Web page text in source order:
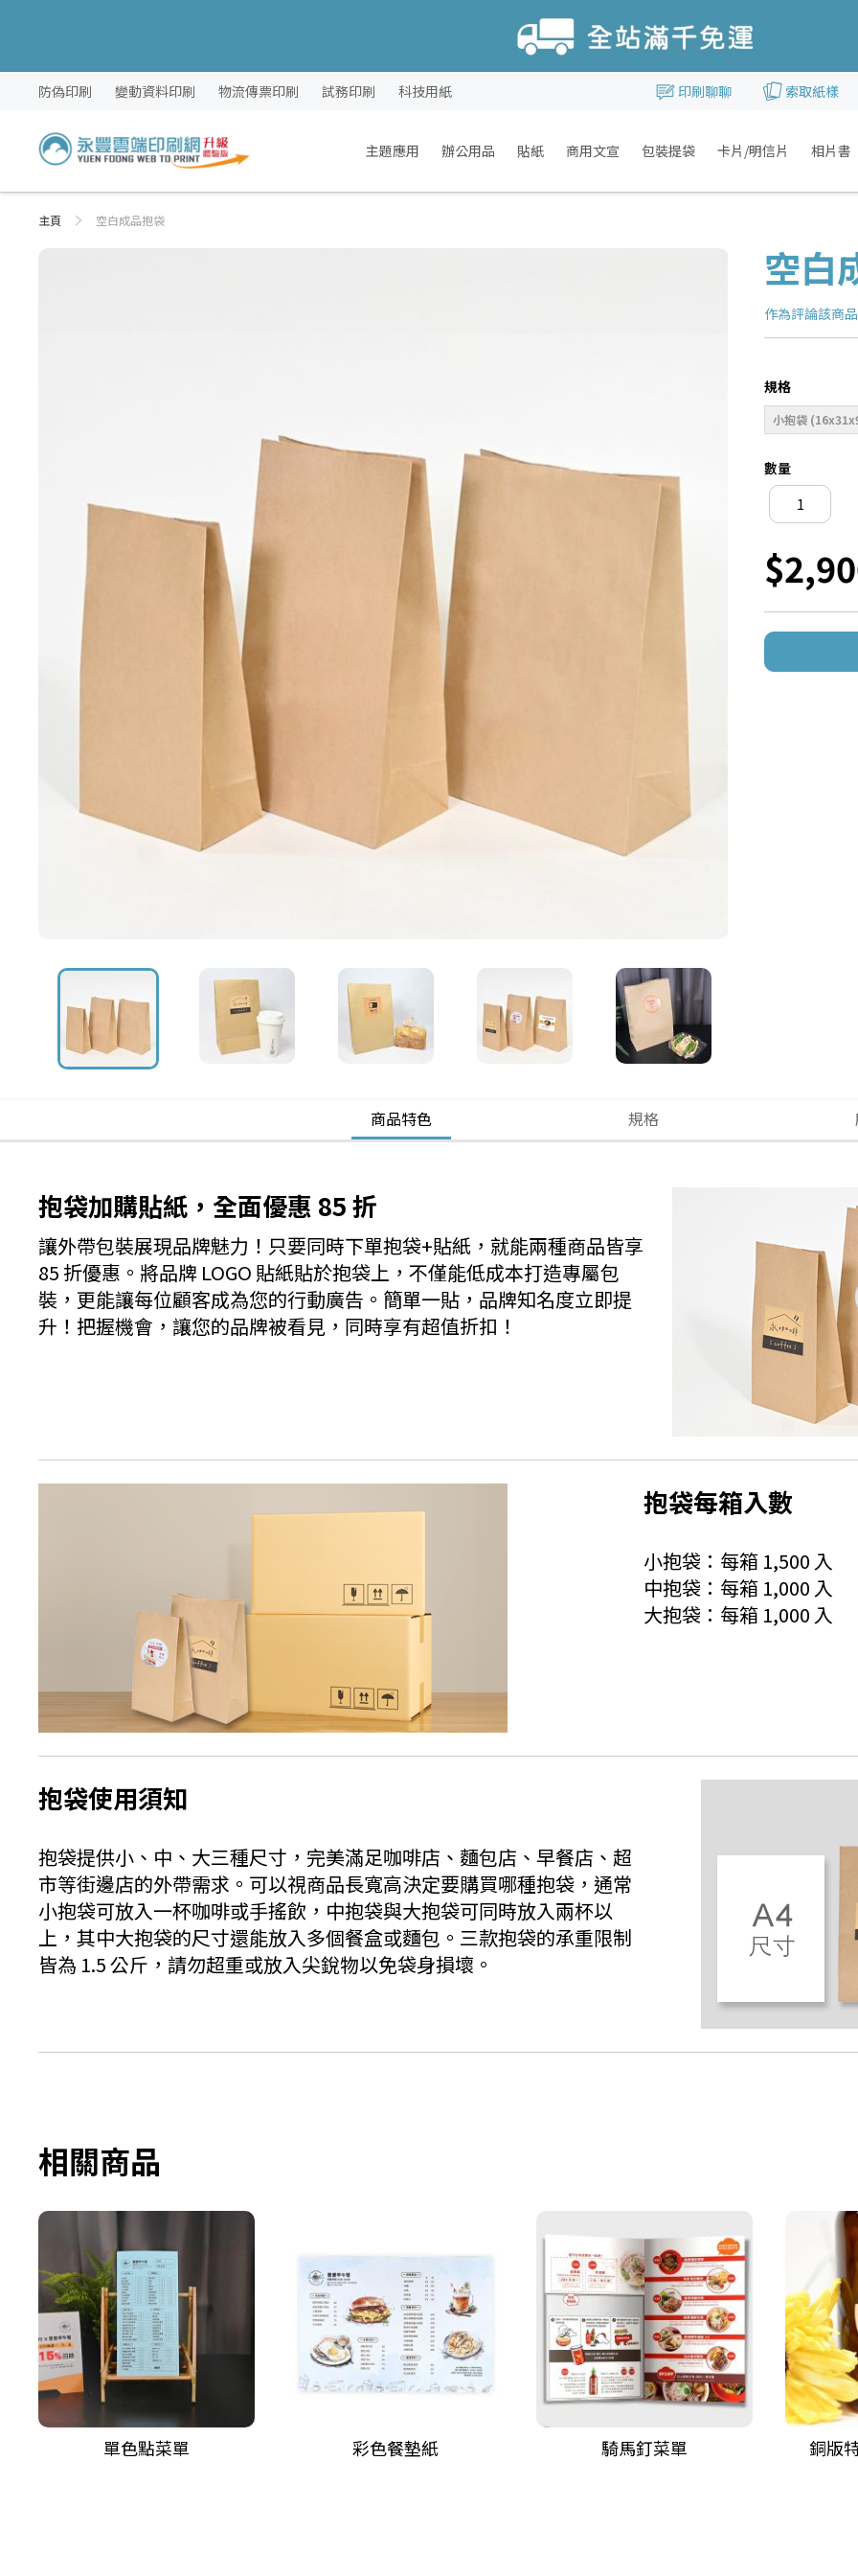
跳
內
容
印刷聊聊 索取紙樣
防偽印刷 變動資料印刷 物流傳票印刷 試務印刷 科技用紙
主題應用 辦公用品 貼紙 商用文宣 包裝提袋 卡片/明信片 相片書
主頁 空白成品抱袋
空白
作為評論該商
規格
小抱袋
數量
商品特色
抱袋加購貼紙，全面優惠 85 折
讓外帶包裝展現品牌魅力！只要同時下單抱袋+貼紙，就能兩種商品皆享
85 折優惠。將品牌 LOGO 貼紙貼於抱袋上，不僅能低成本打造專屬包
裝，更能讓每位顧客成為您的行動廣告。簡單一貼，品牌知名度立即提
升！把握機會，讓您的品牌被看見，同時享有超值折扣！
抱袋每箱入數
小抱袋：每箱 1,500 入
中抱袋：每箱 1,000 入
大抱袋：每箱 1,000 入
抱袋使用須知
抱袋提供小、中、大三種尺寸，完美滿足咖啡店、麵包店、早餐店、超
市等街邊店的外帶需求。可以視商品長寬高決定要購買哪種抱袋，通常
小抱袋可放入一杯咖啡或手搖飲，中抱袋與大抱袋可同時放入兩杯以
上，其中大抱袋的尺寸還能放入多個餐盒或麵包。三款抱袋的承重限制
皆為 1.5 公斤，請勿超重或放入尖銳物以免袋身損壞。
規格
相關商品
單色點菜單 彩色餐墊紙 騎馬釘菜單 銅版